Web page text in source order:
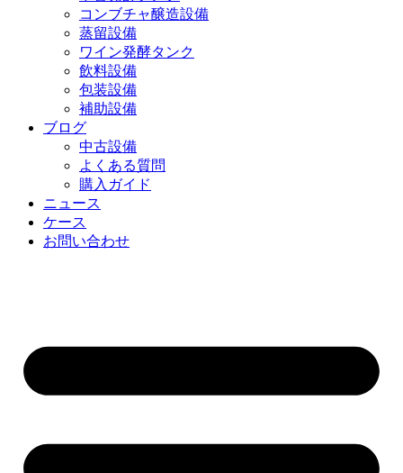
コンブチャ醸造設備
蒸留設備
ワイン発酵タンク
飲料設備
包装設備
補助設備
ブログ
中古設備
よくある質問
購入ガイド
ニュース
ケース
お問い合わせ